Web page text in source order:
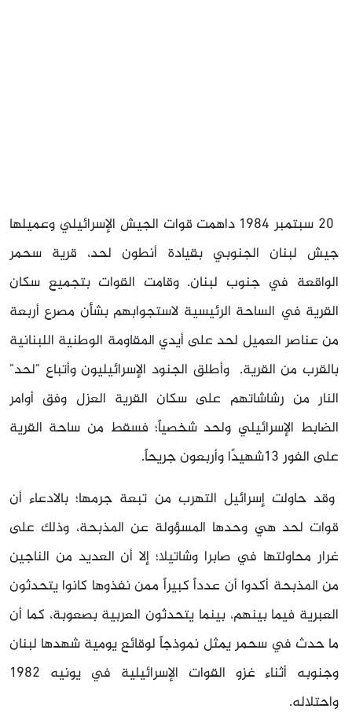
20 سبتمبر 1984 داهمت قوات الجيش الإسرائيلي وعميلها
جيش لبنان الجنوبي بقيادة أنطون لحد، قرية سحمر
الواقعة في جنوب لبنان. وقامت القوات بتجميع سكان
القرية في الساحة الرئيسية لاستجوابهم بشأن مصرع أربعة
من عناصر العميل لحد على أيدي المقاومة الوطنية اللبنانية
بالقرب من القرية. وأطلق الجنود الإسرائيليون وأتباع "لحد"
النار من رشاشاتهم على سكان القرية العزل وفق أوامر
الضابط الإسرائيلي ولحد شخصياً؛ فسقط من ساحة القرية
على الفور 13شهيدًا وأربعون جريحاً.
وقد حاولت إسرائيل التهرب من تبعة جرمها؛ بالادعاء أن
قوات لحد هي وحدها المسؤولة عن المذبحة، وذلك على
غرار محاولتها في صابرا وشاتيلا؛ إلا أن العديد من الناجين
من المذبحة أكدوا أن عدداً كبيراً ممن نفذوها كانوا يتحدثون
العبرية فيما بينهم، بينما يتحدثون العربية بصعوبة، كما أن
ما حدث في سحمر يمثل نموذجاً لوقائع يومية شهدها لبنان
وجنوبه أثناء غزو القوات الإسرائيلية في يونيه 1982
واحتلاله.